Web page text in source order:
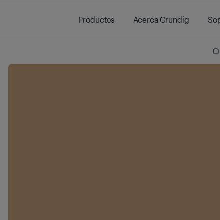
Productos
Acerca Grundig